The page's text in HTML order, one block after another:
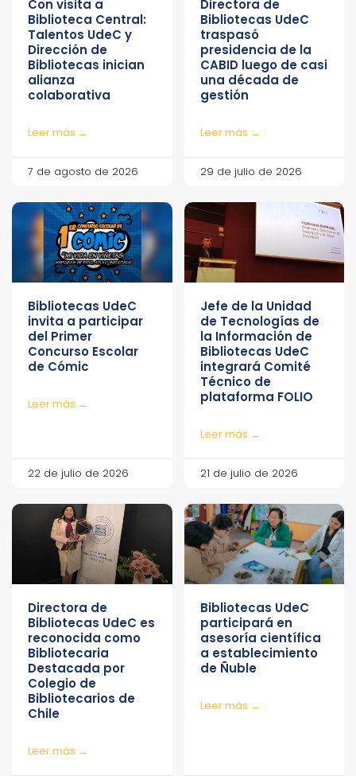
Con visita a
Biblioteca Central:
Talentos UdeC y
Dirección de
Bibliotecas inician
alianza
colaborativa
Leer más →
7 de agosto de 2026
Directora de
Bibliotecas UdeC
traspasó
presidencia de la
CABID luego de casi
una década de
gestión
Leer más →
29 de julio de 2026
Bibliotecas UdeC
invita a participar
del Primer
Concurso Escolar
de Cómic
Leer más →
22 de julio de 2026
Jefe de la Unidad
de Tecnologías de
la Información de
Bibliotecas UdeC
integrará Comité
Técnico de
plataforma FOLIO
Leer más →
21 de julio de 2026
Directora de
Bibliotecas UdeC es
reconocida como
Bibliotecaria
Destacada por
Colegio de
Bibliotecarios de
Chile
Leer más →
Bibliotecas UdeC
participará en
asesoría científica
a establecimiento
de Ñuble
Leer más →